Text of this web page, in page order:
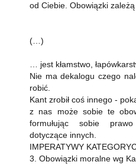
od Ciebie. Obowiązki zależą
(…)
… jest kłamstwo,
Nie ma dekalogu czego
robić.
Kant zrobił coś innego -
z nas może sobie te
formułując sobie
dotyczące innych.
IMPERATYWY
3. Obowiązki moralne wg